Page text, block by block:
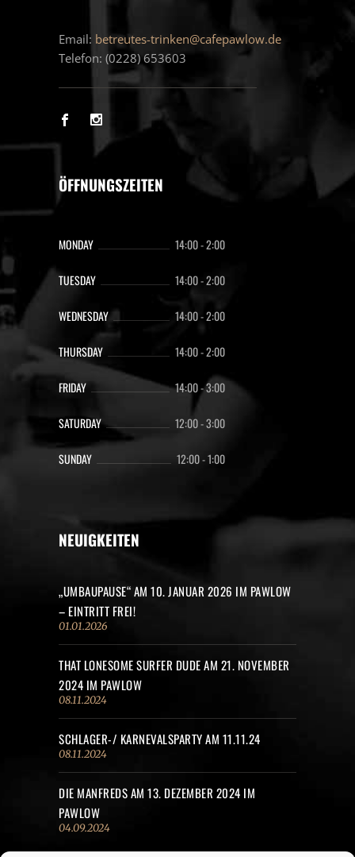
Email: betreutes-trinken@cafepawlow.de
Telefon: (0228) 653603
ÖFFNUNGSZEITEN
MONDAY 14:00-2:00
TUESDAY 14:00-2:00
WEDNESDAY 14:00-2:00
THURSDAY 14:00-2:00
FRIDAY 14:00-3:00
SATURDAY 12:00-3:00
SUNDAY 12:00-1:00
NEUIGKEITEN
„UMBAUPAUSE“ AM 10. JANUAR 2026 IM PAWLOW
– EINTRITT FREI!
01.01.2026
THAT LONESOME SURFER DUDE AM 21. NOVEMBER
2024 IM PAWLOW
08.11.2024
SCHLAGER-/ KARNEVALSPARTY AM 11.11.24
08.11.2024
DIE MANFREDS AM 13. DEZEMBER 2024 IM
PAWLOW
04.09.2024